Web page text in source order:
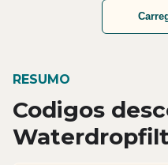
RESUMO
Codigos